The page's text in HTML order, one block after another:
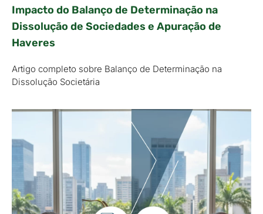
Impacto do Balanço de Determinação na
Dissolução de Sociedades e Apuração de
Haveres
Artigo completo sobre Balanço de Determinação na
Dissolução Societária